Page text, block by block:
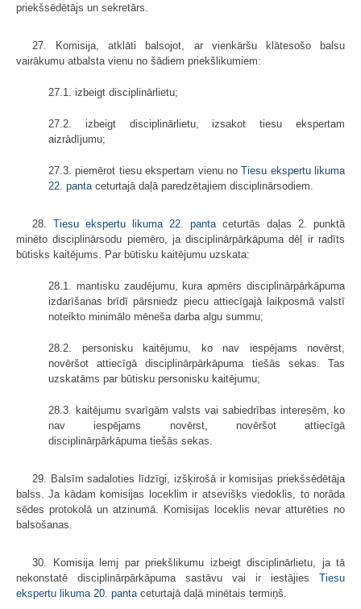
priekšsēdētājs un sekretārs.
27. Komisija, atklāti balsojot, ar vienkāršu klātesošo balsu
vairākumu atbalsta vienu no šādiem priekšlikumiem:
27.1. izbeigt disciplinārlietu;
27.2. izbeigt disciplinārlietu, izsakot tiesu ekspertam
aizrādījumu;
27.3. piemērot tiesu ekspertam vienu noTiesu ekspertu likuma
22. panta ceturtajā daļā paredzētajiem disciplinārsodiem.
28. Tiesu ekspertu likuma 22. panta ceturtās daļas 2. punktā
minēto disciplinārsodu piemēro, ja disciplinārpārkāpuma dēļ ir radīts
būtisks kaitējums. Par būtisku kaitējumu uzskata:
28.1. mantisku zaudējumu, kura apmērs disciplinārpārkāpuma
izdarīšanas brīdī pārsniedz piecu attiecīgajā laikposmā valstī
noteikto minimālo mēneša darba algu summu;
28.2. personisku kaitējumu, ko nav iespējams novērst,
novēršot attiecīgā disciplinārpārkāpuma tiešās sekas. Tas
uzskatāms par būtisku personisku kaitējumu;
28.3. kaitējumu svarīgām valsts vai sabiedrības interesēm, ko
nav iespējams novērst, novēršot attiecīgā
disciplinārpārkāpuma tiešās sekas.
29. Balsīm sadaloties līdzīgi, izšķirošā ir komisijas priekšsēdētāja
balss. Ja kādam komisijas loceklim ir atsevišķs viedoklis, to norāda
sēdes protokolā un atzinumā. Komisijas loceklis nevar atturēties no
balsošanas.
30. Komisija lemj par priekšlikumu izbeigt disciplinārlietu, ja tā
nekonstatē disciplinārpārkāpuma sastāvu vai ir iestājies Tiesu
ekspertu likuma 20. panta ceturtajā daļā minētais termiņš.